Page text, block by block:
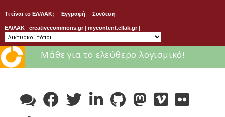
Τι είναι το ΕΛ/ΛΑΚ; Εγγραφή Συνδεση
ΕΛ/ΛΑΚ | creativecommons.gr | mycontent.ellak.gr |
Μάθε για το ελεύθερο λογισμικό!
content